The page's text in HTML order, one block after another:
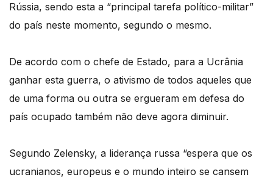
Rússia, sendo esta a “principal tarefa político-militar”
do país neste momento, segundo o mesmo.
De acordo com o chefe de Estado, para a Ucrânia
ganhar esta guerra, o ativismo de todos aqueles que
de uma forma ou outra se ergueram em defesa do
país ocupado também não deve agora diminuir.
Segundo Zelensky, a liderança russa “espera que os
ucranianos, europeus e o mundo inteiro se cansem